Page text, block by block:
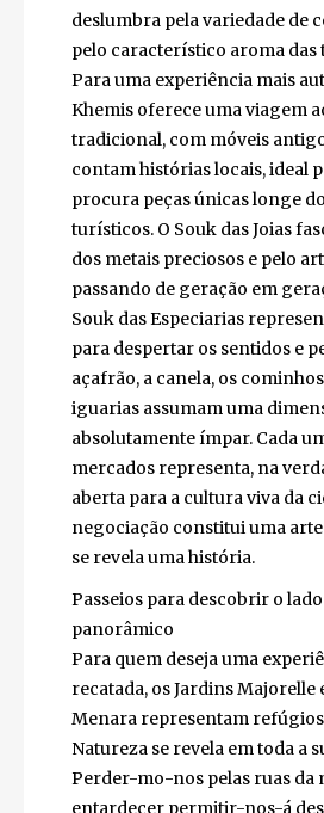
verdadeiros mercados vivos
é mergulhado num turbilhão
aromas e de sons. O Souk
dos mais animados, com
artesanato que refletem o
O Souk dos Tintureiros
variedade de cores vibrantes
característico aroma das
Para uma experiência mais
El Khemis oferece uma
Marraquexe tradicional, com
e objetos que contam
para quem procura peças
circuitos turísticos. O Souk das
pelo brilho dos metais
artesanato que vai passando
geração, enquanto o Souk
representa um convite para
sentidos e permitir que o
uma dimensão
um destes mercados
uma porta aberta para a
cidade onde a negociação
e cada encontro se revela
Passeios para descobrir o
tranquilo e panorâmico